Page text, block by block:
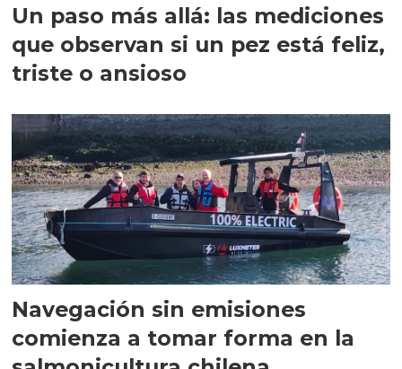
Un paso más allá: las mediciones
que observan si un pez está feliz,
triste o ansioso
Navegación sin emisiones
comienza a tomar forma en la